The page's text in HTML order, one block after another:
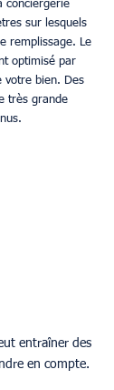
conciergerie
sur lesquels
remplissage. Le
optimisé par
votre bien. Des
très grande
entraîner des
en compte.